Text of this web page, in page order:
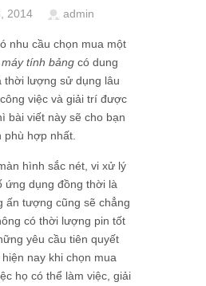
2014 admin
nhu cầu chọn mua một
máy tính bảng có dung
thời lượng sử dụng lâu
việc và giải trí được
bài viết này sẽ cho bạn
hợp nhất.
hình sắc nét, vi xử lý
ứng dụng đồng thời là
ấn tượng cũng sẽ chẳng
có thời lượng pin tốt
yêu cầu tiên quyết
nay khi chọn mua
họ có thể làm việc, giải